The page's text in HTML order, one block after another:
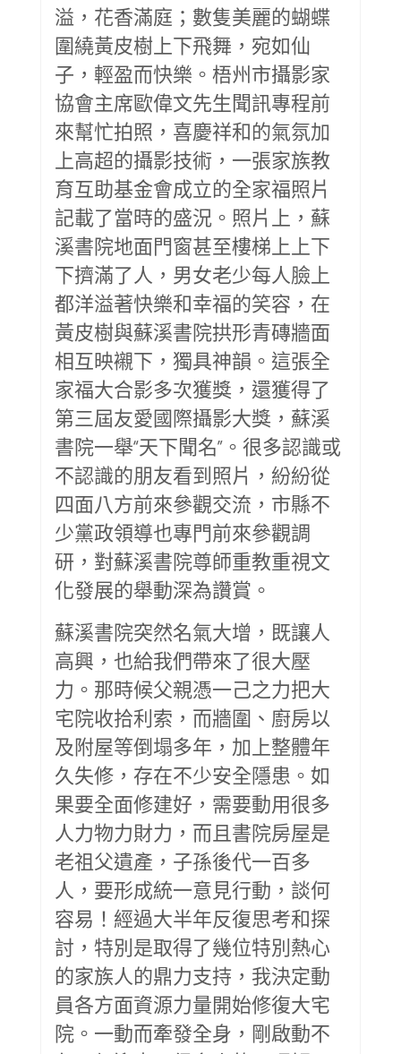
溢，花香滿庭；數隻美麗的蝴蝶
圍繞黃皮樹上下飛舞，宛如仙
子，輕盈而快樂。梧州市攝影家
協會主席歐偉文先生聞訊專程前
來幫忙拍照，喜慶祥和的氣氛加
上高超的攝影技術，一張家族教
育互助基金會成立的全家福照片
記載了當時的盛況。照片上，蘇
溪書院地面門窗甚至樓梯上上下
下擠滿了人，男女老少每人臉上
都洋溢著快樂和幸福的笑容，在
黃皮樹與蘇溪書院拱形青磚牆面
相互映襯下，獨具神韻。這張全
家福大合影多次獲獎，還獲得了
第三屆友愛國際攝影大獎，蘇溪
書院一舉“天下聞名”。很多認識或
不認識的朋友看到照片，紛紛從
四面八方前來參觀交流，市縣不
少黨政領導也專門前來參觀調
研，對蘇溪書院尊師重教重視文
化發展的舉動深為讚賞。
蘇溪書院突然名氣大增，既讓人
高興，也給我們帶來了很大壓
力。那時候父親憑一己之力把大
宅院收拾利索，而牆圍、廚房以
及附屋等倒塌多年，加上整體年
久失修，存在不少安全隱患。如
果要全面修建好，需要動用很多
人力物力財力，而且書院房屋是
老祖父遺產，子孫後代一百多
人，要形成統一意見行動，談何
容易！經過大半年反復思考和探
討，特別是取得了幾位特別熱心
的家族人的鼎力支持，我決定動
員各方面資源力量開始修復大宅
院。一動而牽發全身，剛啟動不